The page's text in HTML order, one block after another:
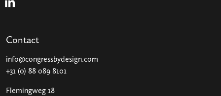
Linkedin
Contact
info@congressbydesign.com
+31 (0) 88 089 8101
Flemingweg 18